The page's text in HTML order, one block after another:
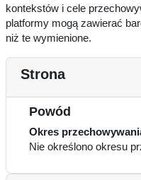
kontekstów i cele
platformy mogą zawierać
niż te wymienione.
Strona
Powód
Okres
Nie określono okresu